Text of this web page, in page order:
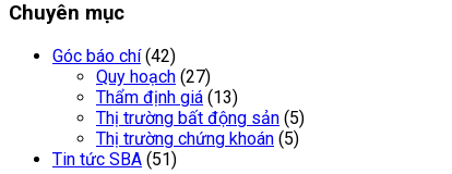
Chuyên mục
Góc báo chí (42)
Quy hoạch (27)
Thẩm định giá (13)
Thị trường bất động sản (5)
Thị trường chứng khoán (5)
Tin tức SBA (51)